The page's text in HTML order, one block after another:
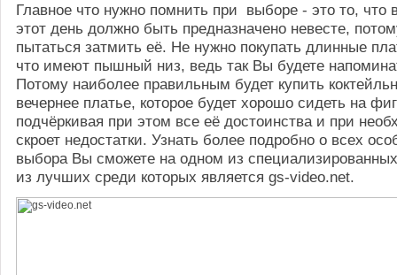
Главное что нужно помнить при выборе - это то, что
этот день должно быть предназначено невесте,
пытаться затмить её. Не нужно покупать длинные
что имеют пышный низ, ведь так Вы будете
Потому наиболее правильным будет купить
вечернее платье, которое будет хорошо сидеть на
подчёркивая при этом все её достоинства и при
скроет недостатки. Узнать более подробно о всех
выбора Вы сможете на одном из
из лучших среди которых является gs-video.net.